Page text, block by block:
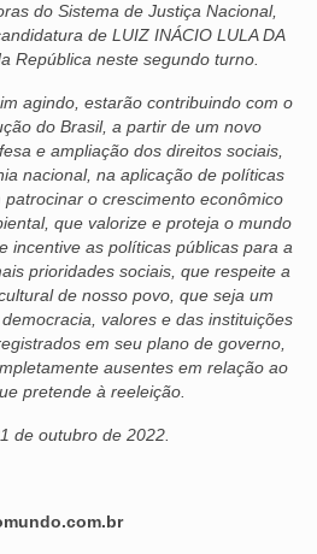
do Sistema de Justiça Nacional,
de LUIZ INÁCIO LULA DA
República neste segundo turno.
agindo, estarão contribuindo com o
do Brasil, a partir de um novo
e ampliação dos direitos sociais,
nacional, na aplicação de políticas
o crescimento econômico
que valorize e proteja o mundo
incentive as políticas públicas para a
prioridades sociais, que respeite a
de nosso povo, que seja um
valores e das instituições
em seu plano de governo,
ausentes em relação ao
pretende à reeleição.
de outubro de 2022.